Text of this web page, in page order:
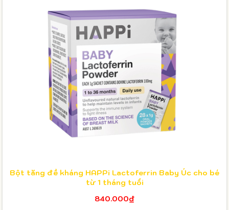
Bột tăng đề kháng HAPPi Lactoferrin Baby Úc cho bé
từ 1 tháng tuổi
840.000₫